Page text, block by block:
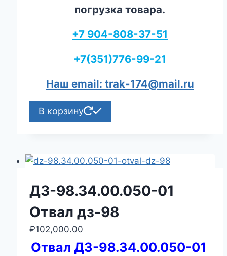
погрузка товара.
+7 904-808-37-51
+7(351)776-99-21
Наш email: trak-174@mail.ru
В корзину
ДЗ-98.34.00.050-01
Отвал дз-98
₽102,000.00
Отвал ДЗ-98.34.00.050-01